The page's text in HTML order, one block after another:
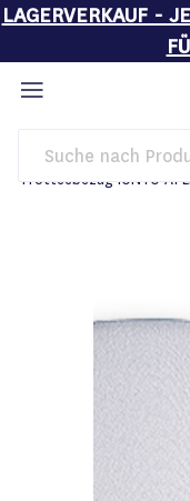
LAGERVERKAUF -
Startseite
Frotteebezug IONTO A1